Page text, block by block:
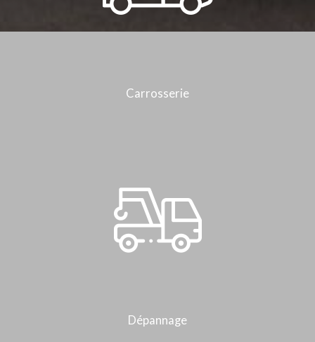
Carrosserie
Dépannage